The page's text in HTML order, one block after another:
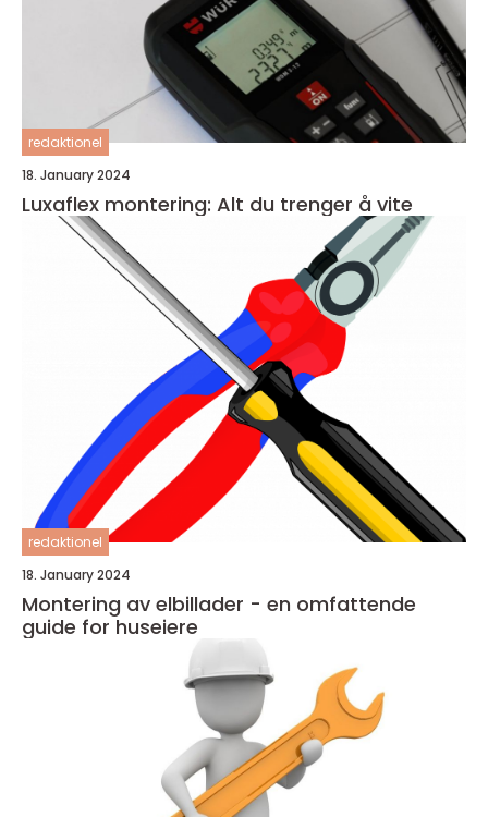
redaktionel
18. January 2024
Luxaflex montering: Alt du trenger å vite
redaktionel
18. January 2024
Montering av elbillader - en omfattende
guide for huseiere